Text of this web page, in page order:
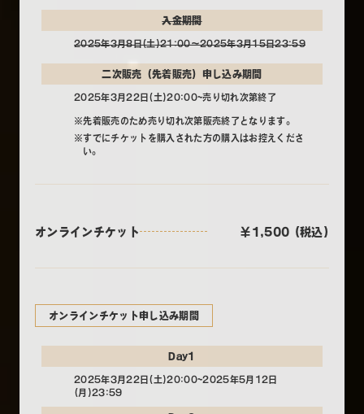
入金期間
2025年3月8日(土)21:00～2025年3月15日23:59
二次販売（先着販売）申し込み期間
2025年3月22日(土)20:00~売り切れ次第終了
※先着販売のため売り切れ次第販売終了となります。
※すでにチケットを購入された方の購入はお控えくださ
い。
オンラインチケット ￥1,500 (税込)
オンラインチケット申し込み期間
Day1
2025年3月22日(土)20:00~2025年5月12日
(月)23:59